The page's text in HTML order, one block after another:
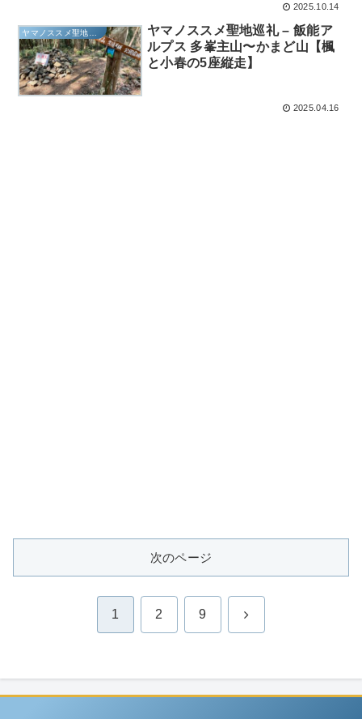
2025.10.14
ヤマノススメ聖地巡礼
ヤマノススメ聖地巡礼 – 飯能ア
ルプス 多峯主山〜かまど山【楓
と小春の5座縦走】
2025.04.16
次のページ
1 2 9 次